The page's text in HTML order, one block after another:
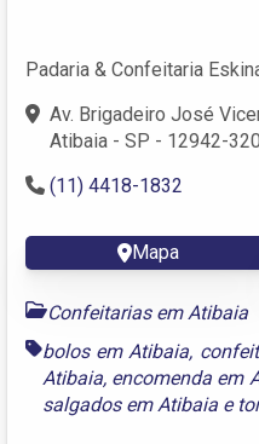
Padaria & Confeitaria
Av. Brigadeiro José
Atibaia - SP - 12942-320
(11) 4418-1832
Mapa
Confeitarias em Atibaia
bolos em Atibaia,
Atibaia, encomenda em
salgados em Atibaia e